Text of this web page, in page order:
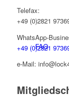
FAQ
Telefax:
+49 (0)2821
WhatsApp-
+49 (0)2821
e-Mail: